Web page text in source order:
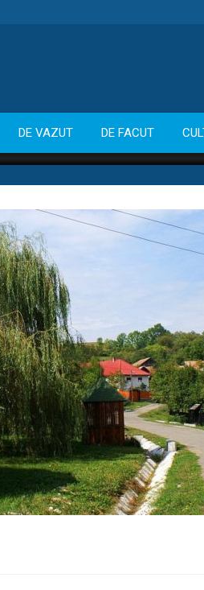
DE VAZUT DE FACUT